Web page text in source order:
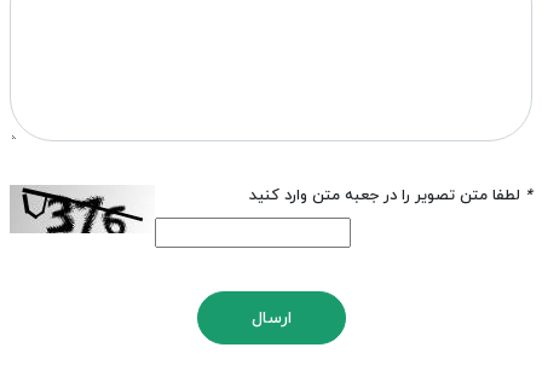
* لطفا متن تصویر را در جعبه متن وارد کنید
ارسال